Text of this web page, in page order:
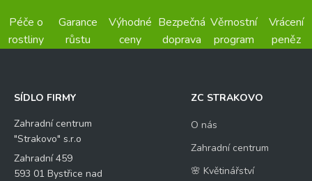
Péče o
rostliny
Garance
růstu
Výhodné
ceny
Bezpečná
doprava
Věrnostní
program
Vrácení
peněz
SÍDLO FIRMY
Zahradní centrum
"Strakovo" s.r.o
Zahradní 459
593 01 Bystřice nad
ZC STRAKOVO
O nás
Zahradní centrum
🌸 Květinářství